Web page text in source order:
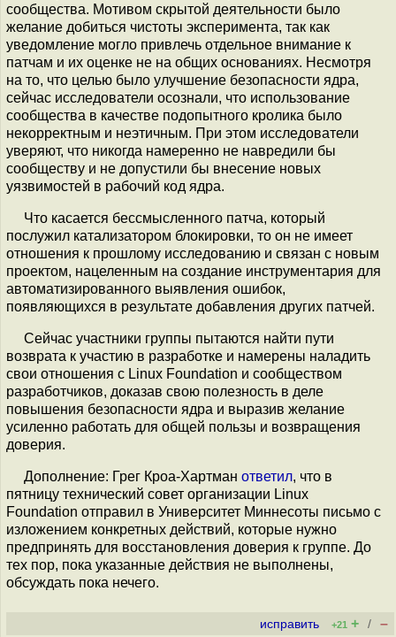
сообщества. Мотивом скрытой деятельности было
желание добиться чистоты эксперимента, так как
уведомление могло привлечь отдельное внимание к
патчам и их оценке не на общих основаниях. Несмотря
на то, что целью было улучшение безопасности ядра,
сейчас исследователи осознали, что использование
сообщества в качестве подопытного кролика было
некорректным и неэтичным. При этом исследователи
уверяют, что никогда намеренно не навредили бы
сообществу и не допустили бы внесение новых
уязвимостей в рабочий код ядра.
Что касается бессмысленного патча, который
послужил катализатором блокировки, то он не имеет
отношения к прошлому исследованию и связан с новым
проектом, нацеленным на создание инструментария для
автоматизированного выявления ошибок,
появляющихся в результате добавления других патчей.
Сейчас участники группы пытаются найти пути
возврата к участию в разработке и намерены наладить
свои отношения с Linux Foundation и сообществом
разработчиков, доказав свою полезность в деле
повышения безопасности ядра и выразив желание
усиленно работать для общей пользы и возвращения
доверия.
Дополнение: Грег Кроа-Хартман ответил, что в
пятницу технический совет организации Linux
Foundation отправил в Университет Миннесоты письмо с
изложением конкретных действий, которые нужно
предпринять для восстановления доверия к группе. До
тех пор, пока указанные действия не выполнены,
обсуждать пока нечего.
исправить +21 + / –